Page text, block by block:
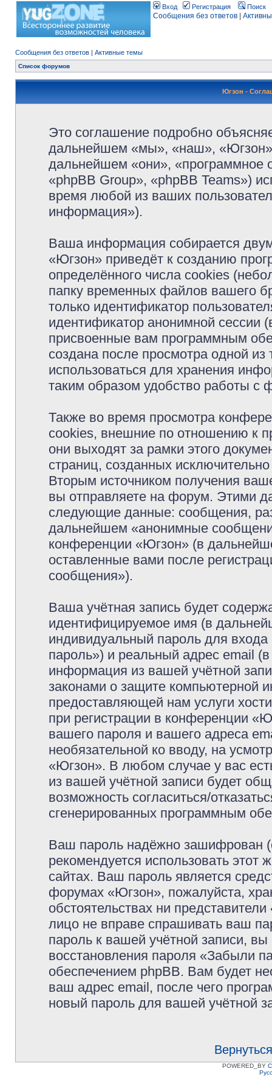
Вход Регистрация Поиск
Сообщения без ответов
Сообщения без ответов | Активные темы
Список форумов
Югзон -
Это соглашение подробно
дальнейшем «мы», «наш»,
дальнейшем «они», «программное
«phpBB Group», «phpBB Teams»)
время любой из ваших
информация»).
Ваша информация собирается
«Югзон» приведёт к созданию
определённого числа cookies
папку временных файлов вашего
только идентификатор
идентификатор анонимной сессии
присвоенные вам программным
создана после просмотра одной
использоваться для хранения
таким образом удобство работы с
Также во время просмотра
cookies, внешние по отношению к
они выходят за рамки этого
страниц, созданных
Вторым источником получения
вы отправляете на форум. Этими
следующие данные: сообщения,
дальнейшем «анонимные
конференции «Югзон» (в
оставленные вами после
сообщения»).
Ваша учётная запись будет
идентифицируемое имя (в
индивидуальный пароль для
пароль») и реальный адрес email
информация из вашей учётной
законами о защите компьютерной
предоставляющей нам услуги
при регистрации в конференции
вашего пароля и вашего адреса
необязательной ко вводу, на
«Югзон». В любом случае у вас
из вашей учётной записи будет
возможность согласиться/
сгенерированных программным
Ваш пароль надёжно зашифрован
рекомендуется использовать этот
сайтах. Ваш пароль является
форумах «Югзон», пожалуйста,
обстоятельствах ни
лицо не вправе спрашивать ваш
пароль к вашей учётной записи,
восстановления пароля «Забыли
обеспечением phpBB. Вам будет
ваш адрес email, после чего
новый пароль для вашей учётной
POWERED_BY